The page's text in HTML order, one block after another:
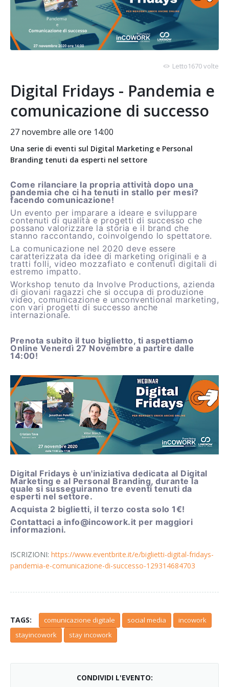
Letto1670 volte
Digital Fridays - Pandemia e
comunicazione di successo
27 novembre alle ore 14:00
Una serie di eventi sul Digital Marketing e Personal
Branding tenuti da esperti nel settore
Come rilanciare la propria attività dopo una
pandemia che ci ha tenuti in stallo per mesi?
facendo comunicazione!
Un evento per imparare a ideare e sviluppare
contenuti di qualità e progetti di successo che
possano valorizzare la storia e il brand che
stanno raccontando, coinvolgendo lo spettatore.
La comunicazione nel 2020 deve essere
caratterizzata da idee di marketing originali e a
tratti folli, video mozzafiato e contenuti digitali di
estremo impatto.
Workshop tenuto da Involve Productions, azienda
di giovani ragazzi che si occupa di produzione
video, comunicazione e unconventional marketing,
con vari progetti di successo anche
internazionale.
Prenota subito il tuo biglietto, ti aspettiamo
Online Venerdì 27 Novembre a partire dalle
14:00!
Digital Fridays è un'iniziativa dedicata al Digital
Marketing e al Personal Branding, durante la
quale si susseguiranno tre eventi tenuti da
esperti nel settore.
Acquista 2 biglietti, il terzo costa solo 1€!
Contattaci a info@incowork.it per maggiori
informazioni.
ISCRIZIONI: https://www.eventbrite.it/e/biglietti-digital-fridays-
pandemia-e-comunicazione-di-successo-129314684703
TAGS: comunicazione digitale social media
incowork
stayincowork
stay incowork
CONDIVIDI L'EVENTO: